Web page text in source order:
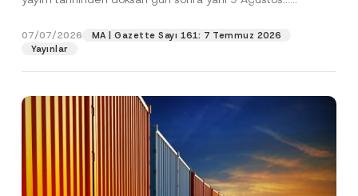
07/07/2026
MA | Gazette Sayı 161: 7 Temmuz 2026
Yayınlar
Pozisyon
Telefon Numarası*
Konu